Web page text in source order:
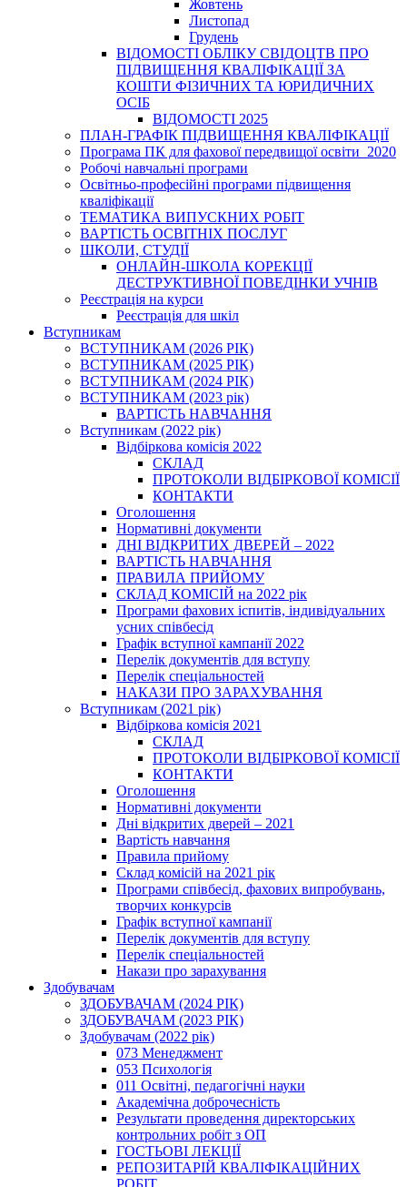
Жовтень
Листопад
Грудень
ВІДОМОСТІ ОБЛІКУ СВІДОЦТВ ПРО
ПІДВИЩЕННЯ КВАЛІФІКАЦІЇ ЗА
КОШТИ ФІЗИЧНИХ ТА ЮРИДИЧНИХ
ОСІБ
ВІДОМОСТІ 2025
ПЛАН-ГРАФІК ПІДВИЩЕННЯ КВАЛІФІКАЦІЇ
Програма ПК для фахової передвищої освіти_2020
Робочі навчальні програми
Освітньо-професійні програми підвищення
кваліфікації
ТЕМАТИКА ВИПУСКНИХ РОБІТ
ВАРТІСТЬ ОСВІТНІХ ПОСЛУГ
ШКОЛИ, СТУДІЇ
ОНЛАЙН-ШКОЛА КОРЕКЦІЇ
ДЕСТРУКТИВНОЇ ПОВЕДІНКИ УЧНІВ
Реєстрація на курси
Реєстрація для шкіл
Вступникам
ВСТУПНИКАМ (2026 РІК)
ВСТУПНИКАМ (2025 РІК)
ВСТУПНИКАМ (2024 РІК)
ВСТУПНИКАМ (2023 рік)
ВАРТІСТЬ НАВЧАННЯ
Вступникам (2022 рік)
Відбіркова комісія 2022
СКЛАД
ПРОТОКОЛИ ВІДБІРКОВОЇ КОМІСІЇ
КОНТАКТИ
Оголошення
Нормативні документи
ДНІ ВІДКРИТИХ ДВЕРЕЙ – 2022
ВАРТІСТЬ НАВЧАННЯ
ПРАВИЛА ПРИЙОМУ
СКЛАД КОМІСІЙ на 2022 рік
Програми фахових іспитів, індивідуальних
усних співбесід
Графік вступної кампанії 2022
Перелік документів для вступу
Перелік спеціальностей
НАКАЗИ ПРО ЗАРАХУВАННЯ
Вступникам (2021 рік)
Відбіркова комісія 2021
СКЛАД
ПРОТОКОЛИ ВІДБІРКОВОЇ КОМІСІЇ
КОНТАКТИ
Оголошення
Нормативні документи
Дні відкритих дверей – 2021
Вартість навчання
Правила прийому
Склад комісій на 2021 рік
Програми співбесід, фахових випробувань,
творчих конкурсів
Графік вступної кампанії
Перелік документів для вступу
Перелік спеціальностей
Накази про зарахування
Здобувачам
ЗДОБУВАЧАМ (2024 РІК)
ЗДОБУВАЧАМ (2023 РІК)
Здобувачам (2022 рік)
073 Менеджмент
053 Психологія
011 Освітні, педагогічні науки
Академічна доброчесність
Результати проведення директорських
контрольних робіт з ОП
ГОСТЬОВІ ЛЕКЦІЇ
РЕПОЗИТАРІЙ КВАЛІФІКАЦІЙНИХ
РОБІТ